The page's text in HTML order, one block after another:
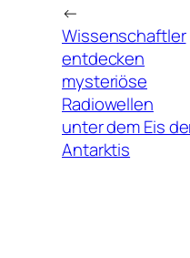
←
Wissenschaftler
entdecken
mysteriöse
Radiowellen
unter dem Eis
Antarktis